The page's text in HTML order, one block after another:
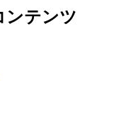
ンテンツ